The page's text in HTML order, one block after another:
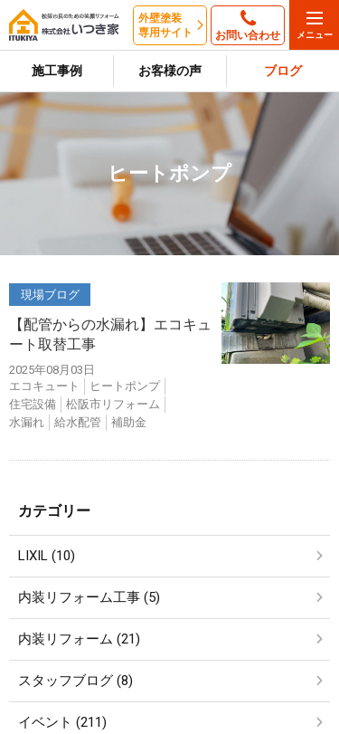
外壁塗装
専用サイト
お問い合わせ
施工事例 お客様の声 ブログ
ヒートポンプ
現場ブログ
【配管からの水漏れ】エコキュ
ート取替工事
2025年08月03日
エコキュート
ヒートポンプ
住宅設備
松阪市リフォーム
水漏れ
給水配管 補助金
カテゴリー
LIXIL (10)
内装リフォーム工事 (5)
内装リフォーム (21)
スタッフブログ (8)
イベント (211)